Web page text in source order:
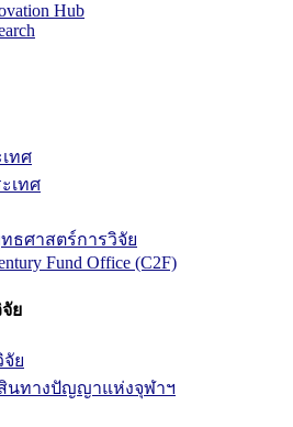
Hub
ทศ
เทศ
ธศาสตร์การวิจัย
Fund Office (C2F)
ย
ย
นทางปัญญาแห่งจุฬาฯ